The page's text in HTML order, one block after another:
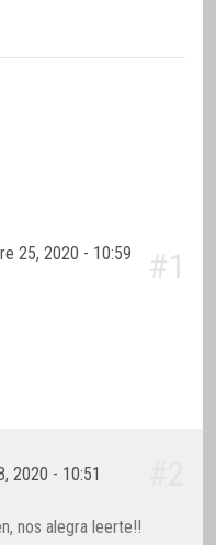
25, 2020 - 10:59 #1
2020 - 10:51
nos alegra leerte!!